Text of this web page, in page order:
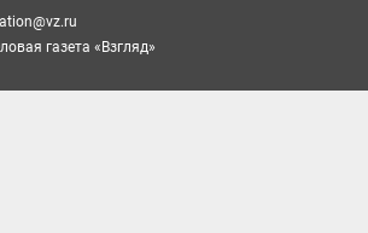
газета «Взгляд»